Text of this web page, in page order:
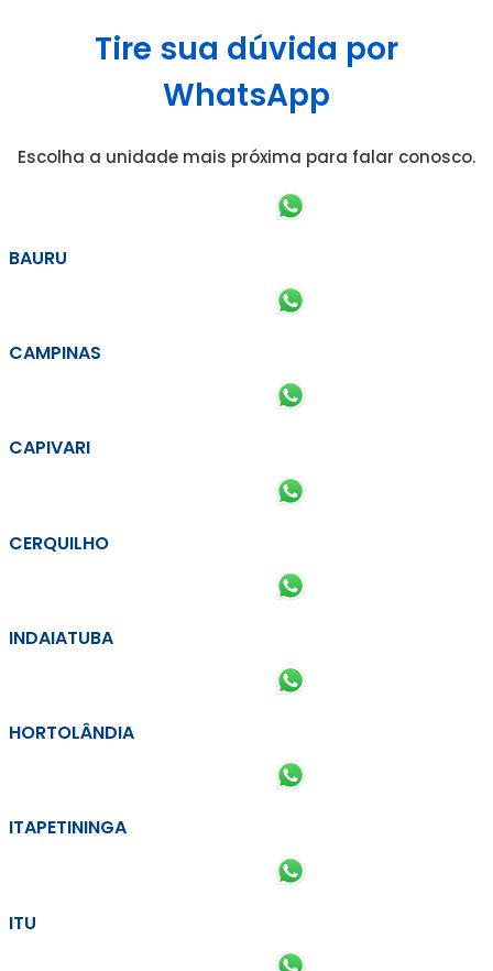
Tire sua dúvida por
WhatsApp
Escolha a unidade mais próxima para falar conosco.
BAURU
CAMPINAS
CAPIVARI
CERQUILHO
INDAIATUBA
HORTOLÂNDIA
ITAPETININGA
ITU